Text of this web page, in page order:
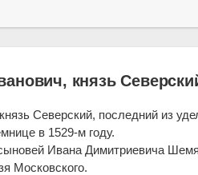
князь
Северский, последний из
в 1529-м году.
Ивана Димитриевича
Московского.